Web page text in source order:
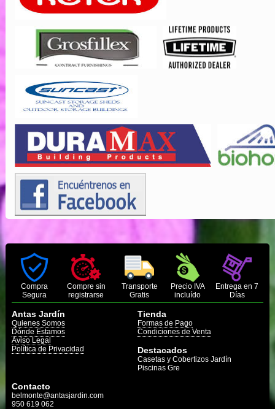
Compra
Segura
Compre sin
registrarse
Transporte
Gratis
Precio IVA
incluído
Entrega en 7
Días
Antas Jardín
Quienes Somos
Dónde Estamos
Aviso Legal
Política de Privacidad
Tienda
Formas de Pago
Condiciones de Venta
Destacados
Casetas y Cobertizos Jardín
Piscinas Gre
Contacto
belmonte@antasjardin.com
950 619 062